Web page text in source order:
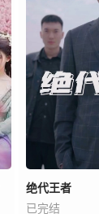
绝代王者
已完结